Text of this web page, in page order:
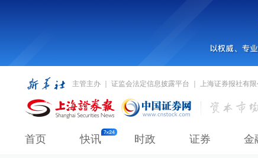
主管主办 ｜ 证监会法定信息披露平台 ｜ 上海证券报社有限
首页 快讯 时政 证券 金